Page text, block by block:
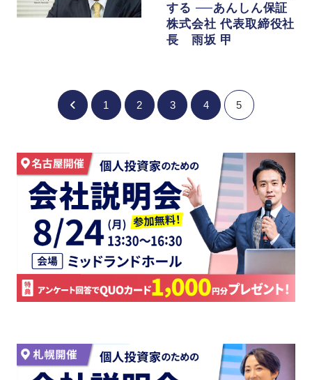
する ──あんしん保証
株式会社 代表取締役社
長 雨坂 甲
1 2 3 4 5